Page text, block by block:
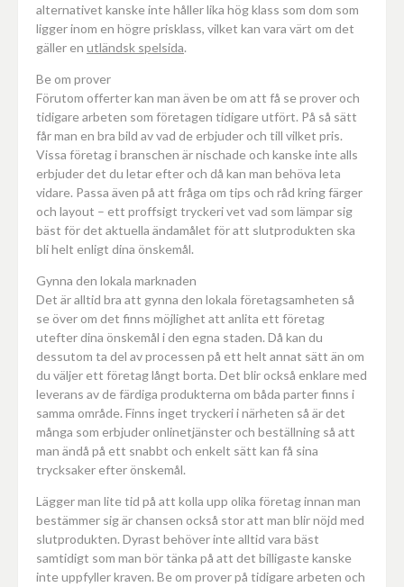
alternativet kanske inte håller lika hög klass som dom som
ligger inom en högre prisklass, vilket kan vara värt om det
gäller en utländsk spelsida.
Be om prover
Förutom offerter kan man även be om att få se prover och
tidigare arbeten som företagen tidigare utfört. På så sätt
får man en bra bild av vad de erbjuder och till vilket pris.
Vissa företag i branschen är nischade och kanske inte alls
erbjuder det du letar efter och då kan man behöva leta
vidare. Passa även på att fråga om tips och råd kring färger
och layout – ett proffsigt tryckeri vet vad som lämpar sig
bäst för det aktuella ändamålet för att slutprodukten ska
bli helt enligt dina önskemål.
Gynna den lokala marknaden
Det är alltid bra att gynna den lokala företagsamheten så
se över om det finns möjlighet att anlita ett företag
utefter dina önskemål i den egna staden. Då kan du
dessutom ta del av processen på ett helt annat sätt än om
du väljer ett företag långt borta. Det blir också enklare med
leverans av de färdiga produkterna om båda parter finns i
samma område. Finns inget tryckeri i närheten så är det
många som erbjuder onlinetjänster och beställning så att
man ändå på ett snabbt och enkelt sätt kan få sina
trycksaker efter önskemål.
Lägger man lite tid på att kolla upp olika företag innan man
bestämmer sig är chansen också stor att man blir nöjd med
slutprodukten. Dyrast behöver inte alltid vara bäst
samtidigt som man bör tänka på att det billigaste kanske
inte uppfyller kraven. Be om prover på tidigare arbeten och